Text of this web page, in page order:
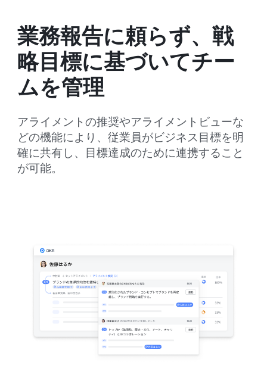
業務報告に頼らず、戦
略目標に基づいてチー
ムを管理
アライメントの推奨やアライメントビューな
どの機能により、従業員がビジネス目標を明
確に共有し、目標達成のために連携すること
が可能。